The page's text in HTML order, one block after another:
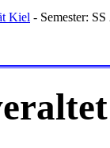
Kiel - Semester: SS